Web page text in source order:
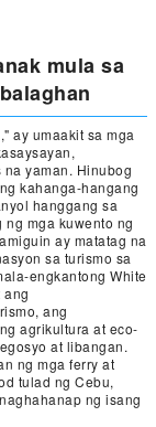
mula sa
ay umaakit sa mga
yaman. Hinubog
kahanga-hangang
hanggang sa
mga kuwento ng
ay matatag na
sa turismo sa
engkantong White
ang
agrikultura at eco-
at libangan.
ng mga ferry at
tulad ng Cebu,
ng isang